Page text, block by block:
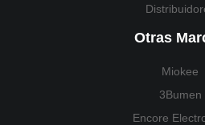
Otras
Miokee
3Bumen
Encore